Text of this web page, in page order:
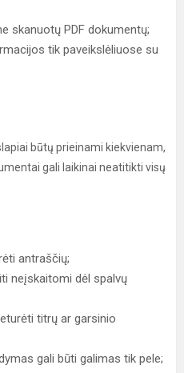
skanuotų PDF dokumentų;
tik paveikslėliuose su
būtų prieinami kiekvienam,
gali laikinai neatitikti visų
antraščių;
neįskaitomi dėl spalvų
titrų ar garsinio
gali būti galimas tik pele;